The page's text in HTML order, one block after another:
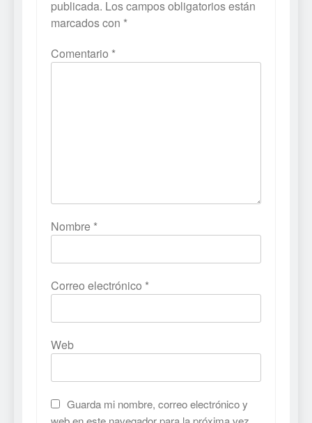
publicada. Los campos obligatorios están
marcados con *
Comentario *
Nombre *
Correo electrónico *
Web
Guarda mi nombre, correo electrónico y